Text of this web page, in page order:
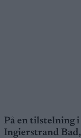
På en tilstelning i
Ingierstrand